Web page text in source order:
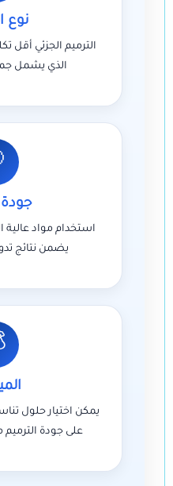
نوع
الترميم الجزئي أقل
الذي يشمل
جودة
استخدام مواد عالية
يضمن نتائج
يمكن اختيار حلول
على جودة